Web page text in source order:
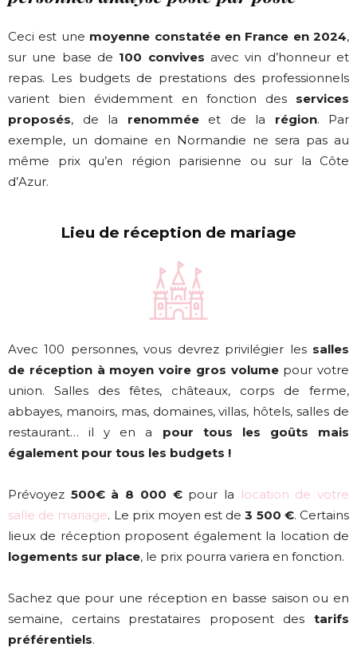
Ceci est une moyenne constatée en France en 2024,
sur une base de 100 convives avec vin d’honneur et
repas. Les budgets de prestations des professionnels
varient bien évidemment en fonction des services
proposés, de la renomméeet de la région. Par
exemple, un domaine en Normandie ne sera pas au
même prix qu’en région parisienne ou sur la Côte
d’Azur.
Lieu de réception de mariage
Avec 100 personnes, vous devrez privilégier les salles
de réception à moyen voire gros volumepour votre
union. Salles des fêtes, châteaux, corps de ferme,
abbayes, manoirs, mas, domaines, villas, hôtels, salles de
restaurant… il y en a pour tous les goûts mais
également pour tous les budgets !
Prévoyez 500€ à 8 000 €pour la location de votre
salle de mariage. Le prix moyen est de3 500 €. Certains
lieux de réception proposent également la location de
logements sur place, le prix pourra variera en fonction.
Sachez que pour une réception en basse saison ou en
semaine, certains prestataires proposent des tarifs
préférentiels.